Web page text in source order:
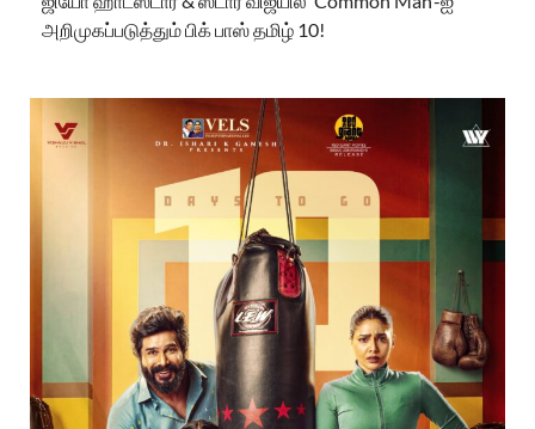
அறிமுகப்படுத்தும் பிக் பாஸ் தமிழ் 10!